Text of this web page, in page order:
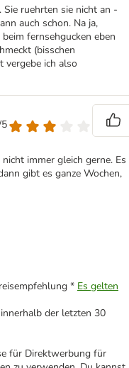
Sie ruehrten sie nicht an -
auch schon. Na ja,
fernsehgucken eben
(bisschen
vergebe ich also
immer gleich gerne. Es
gibt es ganze Wochen,
* Es gelten
der letzten 30
für Direktwerbung für